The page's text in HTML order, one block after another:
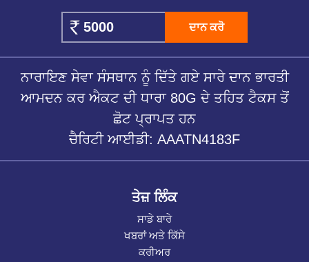
ਦਾਨ ਕਰੋ
ਨਾਰਾਇਣ ਸੇਵਾ ਸੰਸਥਾਨ ਨੂੰ ਦਿੱਤੇ ਗਏ ਸਾਰੇ ਦਾਨ ਭਾਰਤੀ
ਆਮਦਨ ਕਰ ਐਕਟ ਦੀ ਧਾਰਾ 80G ਦੇ ਤਹਿਤ ਟੈਕਸ ਤੋਂ
ਛੋਟ ਪ੍ਰਾਪਤ ਹਨ
ਚੈਰਿਟੀ ਆਈਡੀ: AAATN4183F
ਤੇਜ਼ ਲਿੰਕ
ਸਾਡੇ ਬਾਰੇ
ਖਬਰਾਂ ਅਤੇ ਕਿੱਸੇ
ਕਰੀਅਰ